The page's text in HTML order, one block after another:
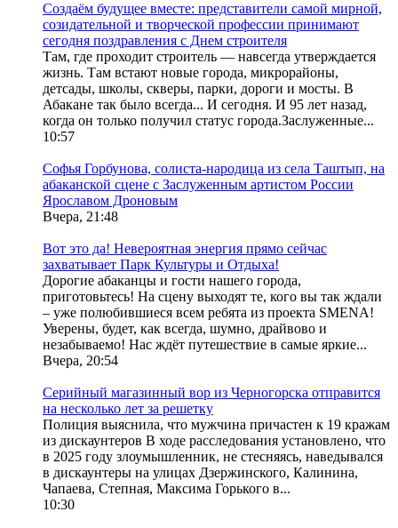
Создаём будущее вместе: представители самой мирной,
созидательной и творческой профессии принимают
сегодня поздравления с Днем строителя
Там, где проходит строитель — навсегда утверждается
жизнь. Там встают новые города, микрорайоны,
детсады, школы, скверы, парки, дороги и мосты. В
Абакане так было всегда... И сегодня. И 95 лет назад,
когда он только получил статус города.Заслуженные...
10:57
Софья Горбунова, солиста-народица из села Таштып, на
абаканской сцене с Заслуженным артистом России
Ярославом Дроновым
Вчера, 21:48
Вот это да! Невероятная энергия прямо сейчас
захватывает Парк Культуры и Отдыха!
Дорогие абаканцы и гости нашего города,
приготовьтесь! На сцену выходят те, кого вы так ждали
– уже полюбившиеся всем ребята из проекта SMENA!
Уверены, будет, как всегда, шумно, драйвово и
незабываемо! Нас ждёт путешествие в самые яркие...
Вчера, 20:54
Серийный магазинный вор из Черногорска отправится
на несколько лет за решетку
Полиция выяснила, что мужчина причастен к 19 кражам
из дискаунтеров В ходе расследования установлено, что
в 2025 году злоумышленник, не стесняясь, наведывался
в дискаунтеры на улицах Дзержинского, Калинина,
Чапаева, Степная, Максима Горького в...
10:30